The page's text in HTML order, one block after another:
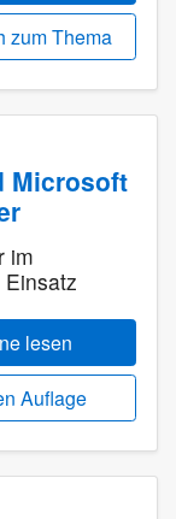
zum Thema
Microsoft
im
lesen
Auflage